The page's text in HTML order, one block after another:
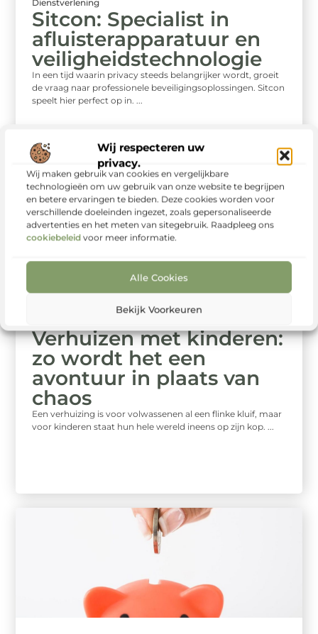
Wij respecteren uw
privacy.
Wij maken gebruik van cookies en vergelijkbare
technologieën om uw gebruik van onze website te begrijpen
en betere ervaringen te bieden. Deze cookies worden voor
verschillende doeleinden ingezet, zoals gepersonaliseerde
advertenties en het meten van sitegebruik. Raadpleeg ons
cookiebeleid voor meer informatie.
Alle Cookies
Bekijk Voorkeuren
Dienstverlening
Sitcon: Specialist in
afluisterapparatuur en
veiligheidstechnologie
In een tijd waarin privacy steeds belangrijker wordt, groeit
de vraag naar professionele beveiligingsoplossingen. Sitcon
speelt hier perfect op in. ...
Verhuizen met kinderen:
zo wordt het een
avontuur in plaats van
chaos
Een verhuizing is voor volwassenen al een flinke kluif, maar
voor kinderen staat hun hele wereld ineens op zijn kop. ...